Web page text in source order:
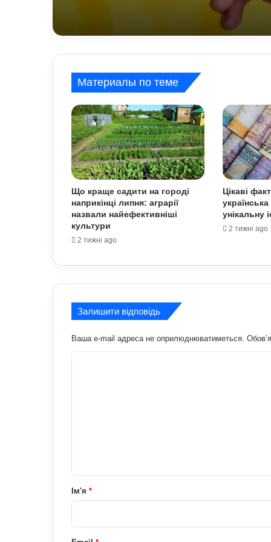
Материалы по теме
Що краще садити на городі
наприкінці липня: аграрії
назвали найефективніші
культури
2 тижні ago
Цікаві
унікальну
2 тижні ago
Залишити відповідь
Ваша e-mail адреса не оприлюднюватиметься.
рІм'я *